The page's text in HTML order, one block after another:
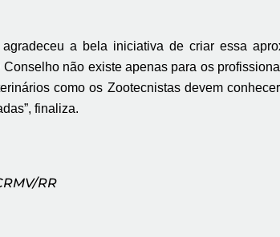
a bela iniciativa de criar essa
Conselho não existe apenas para os
como os Zootecnistas devem
finaliza.
RR